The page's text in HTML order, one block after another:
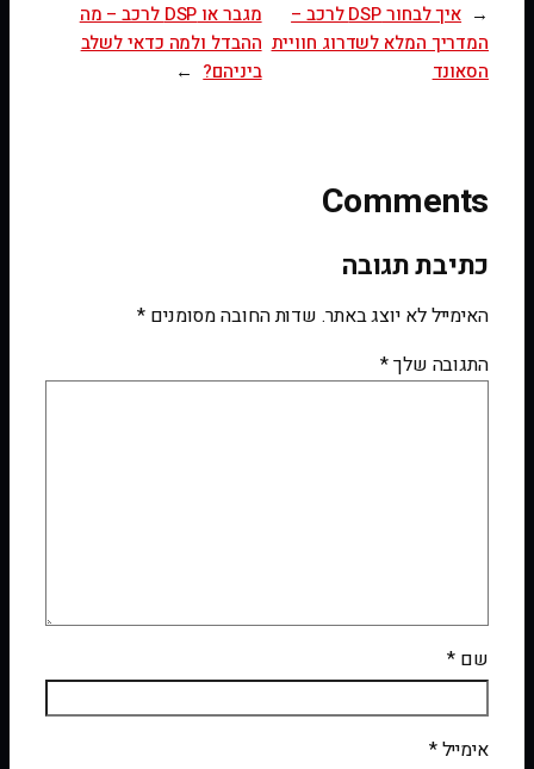
←
איך לבחור DSP לרכב –
המדריך המלא לשדרוג חוויית
הסאונד
מגבר או DSP לרכב – מה
ההבדל ולמה כדאי לשלב
ביניהם? →
Comments
כתיבת תגובה
האימייל לא יוצג באתר. שדות החובה מסומנים *
התגובה שלך*
שם *
אימייל*